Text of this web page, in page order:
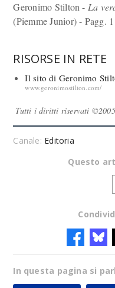
Geronimo Stilton - La
(Piemme Junior) - Pagg.
RISORSE IN RETE
Il sito di Geronimo
www.geronimostilton.com/
Tutti i diritti riservati ©2005
Canale: Editoria
Questo
In questa pagina si